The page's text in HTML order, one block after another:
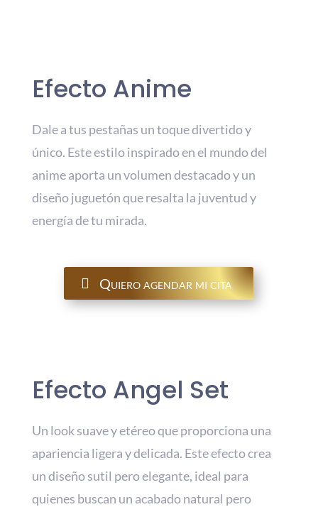
Efecto Anime
Dale a tus pestañas un toque divertido y
único. Este estilo inspirado en el mundo del
anime aporta un volumen destacado y un
diseño juguetón que resalta la juventud y
energía de tu mirada.
Quiero agendar mi cita
Efecto Angel Set
Un look suave y etéreo que proporciona una
apariencia ligera y delicada. Este efecto crea
un diseño sutil pero elegante, ideal para
quienes buscan un acabado natural pero